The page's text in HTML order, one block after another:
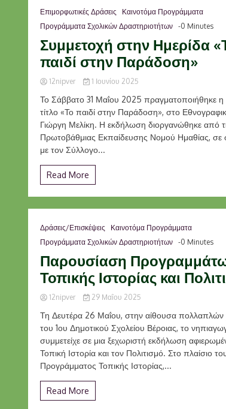
Επιμορφωτικές Δράσεις
Καινοτόμα Προγράμματα
Προγράμματα Σχολικών Δραστηριοτήτων -0 Minutes
Συμμετοχή στην Ημερίδα
παιδί στην Παράδοση»
12nipver 1 Ιουνίου 2025
Το Σάββατο 31 Μαΐου 2025 πραγματοποιήθηκε η
τίτλο «Το παιδί στην Παράδοση», στο
Γιώργη Μελίκη. Η εκδήλωση διοργανώθηκε από
Πρωτοβάθμιας Εκπαίδευσης Νομού Ημαθίας, σε
με τον Σύλλογο...
Read More
Δράσεις/Επισκέψεις
Καινοτόμα Προγράμματα
Προγράμματα Σχολικών Δραστηριοτήτων -0 Minutes
Παρουσίαση
Τοπικής Ιστορίας και
12nipver 29 Μαΐου 2025
Τη Δευτέρα 26 Μαΐου, στην αίθουσα
του 1ου Δημοτικού Σχολείου Βέροιας, το
συμμετείχε σε μια ξεχωριστή εκδήλωση
Τοπική Ιστορία και τον Πολιτισμό. Στο πλαίσιο
Προγράμματος Τοπικής Ιστορίας,...
Read More